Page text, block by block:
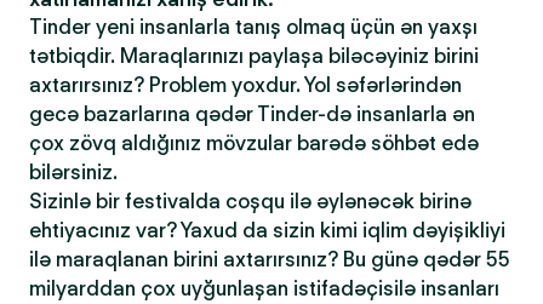
Tinder yeni insanlarla tanış olmaq üçün ən yaxşı
tətbiqdir. Maraqlarınızı paylaşa biləcəyiniz birini
axtarırsınız? Problem yoxdur. Yol səfərlərindən
gecə bazarlarına qədər Tinder-də insanlarla ən
çox zövq aldığınız mövzular barədə söhbət edə
bilərsiniz.
Sizinlə bir festivalda coşqu ilə əylənəcək birinə
ehtiyacınız var? Yaxud da sizin kimi iqlim dəyişikliyi
ilə maraqlanan birini axtarırsınız? Bu günə qədər 55
milyarddan çox uyğunlaşan istifadəçisilə insanları